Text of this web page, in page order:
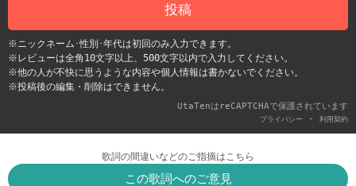
投稿
※ニックネーム･性別･年代は初回のみ入力できます。
※レビューは全角10文字以上、500文字以内で入力してください。
※他の人が不快に思うような内容や個人情報は書かないでください。
※投稿後の編集・削除はできません。
UtaTenはreCAPTCHAで保護されています
プライバシー - 利用契約
歌詞の間違いなどのご指摘はこちら
この歌詞へのご意見